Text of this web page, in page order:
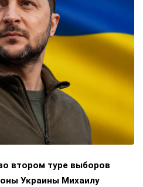
втором туре выборов
Украины Михаилу